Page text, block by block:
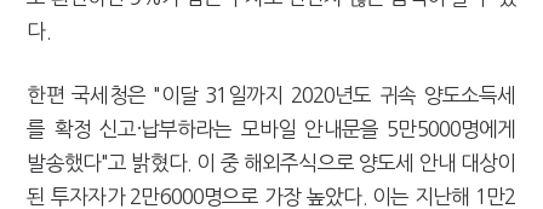
다.
한편 국세청은 "이달 31일까지 2020년도 귀속 양도소득세
를 확정 신고·납부하라는 모바일 안내문을 5만5000명에게
발송했다"고 밝혔다. 이 중 해외주식으로 양도세 안내 대상이
된 투자자가 2만6000명으로 가장 높았다. 이는 지난해 1만2